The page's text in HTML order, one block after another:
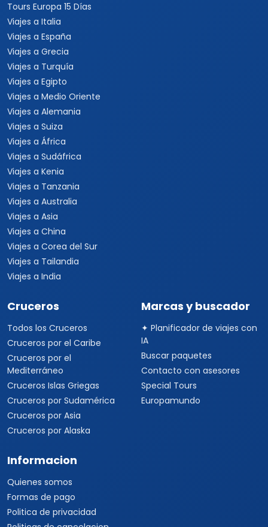
Tours Europa 15 Días
Viajes a Italia
Viajes a España
Viajes a Grecia
Viajes a Turquía
Viajes a Egipto
Viajes a Medio Oriente
Viajes a Alemania
Viajes a Suiza
Viajes a África
Viajes a Sudáfrica
Viajes a Kenia
Viajes a Tanzania
Viajes a Australia
Viajes a Asia
Viajes a China
Viajes a Corea del Sur
Viajes a Tailandia
Viajes a India
Cruceros
Todos los Cruceros
Cruceros por el Caribe
Cruceros por el
Mediterráneo
Cruceros Islas Griegas
Cruceros por Sudamérica
Cruceros por Asia
Cruceros por Alaska
Marcas y buscador
✦ Planificador de viajes con
IA
Buscar paquetes
Contacto con asesores
Special Tours
Europamundo
Informacion
Quienes somos
Formas de pago
Politica de privacidad